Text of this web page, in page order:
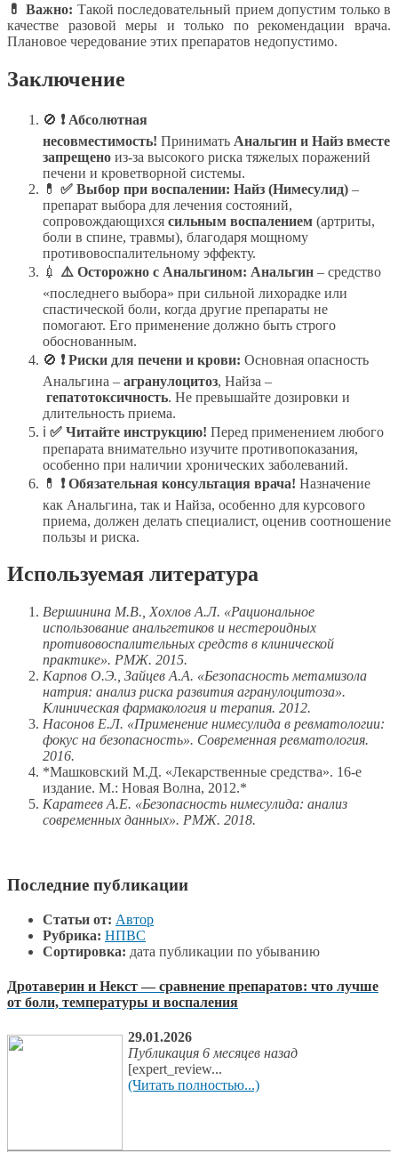
💊 Важно: Такой последовательный прием допустим только в
качестве разовой меры и только по рекомендации врача.
Плановое чередование этих препаратов недопустимо.
Заключение
🚫 ❗ Абсолютная
несовместимость! Принимать Анальгин и Найз вместе
запрещено из-за высокого риска тяжелых поражений
печени и кроветворной системы.
💊 ✅ Выбор при воспалении: Найз (Нимесулид) –
препарат выбора для лечения состояний,
сопровождающихся сильным воспалением (артриты,
боли в спине, травмы), благодаря мощному
противовоспалительному эффекту.
💉 ⚠️ Осторожно с Анальгином: Анальгин – средство
«последнего выбора» при сильной лихорадке или
спастической боли, когда другие препараты не
помогают. Его применение должно быть строго
обоснованным.
🚫 ❗ Риски для печени и крови: Основная опасность
Анальгина – агранулоцитоз, Найза –
гепатотоксичность. Не превышайте дозировки и
длительность приема.
ℹ️ ✅ Читайте инструкцию! Перед применением любого
препарата внимательно изучите противопоказания,
особенно при наличии хронических заболеваний.
💊 ❗ Обязательная консультация врача! Назначение
как Анальгина, так и Найза, особенно для курсового
приема, должен делать специалист, оценив соотношение
пользы и риска.
Используемая литература
Вершинина М.В., Хохлов А.Л. «Рациональное
использование анальгетиков и нестероидных
противовоспалительных средств в клинической
практике». РМЖ. 2015.
Карпов О.Э., Зайцев А.А. «Безопасность метамизола
натрия: анализ риска развития агранулоцитоза».
Клиническая фармакология и терапия. 2012.
Насонов Е.Л. «Применение нимесулида в ревматологии:
фокус на безопасность». Современная ревматология.
2016.
*Машковский М.Д. «Лекарственные средства». 16-е
издание. М.: Новая Волна, 2012.*
Каратеев А.Е. «Безопасность нимесулида: анализ
современных данных». РМЖ. 2018.
Последние публикации
Статьи от: Автор
Рубрика: НПВС
Сортировка: дата публикации по убыванию
Дротаверин и Некст — сравнение препаратов: что лучше
от боли, температуры и воспаления
29.01.2026
Публикация 6 месяцев назад
[expert_review...
(Читать полностью...)